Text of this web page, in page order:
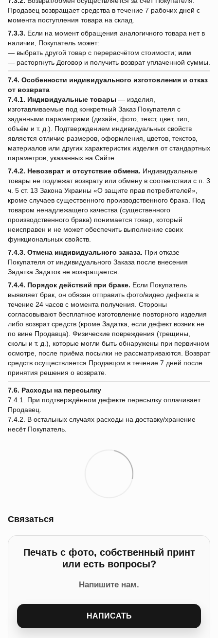
Продавец возвращает средства в течение 7 рабочих дней с
момента поступления товара на склад.
7.3.3. Если на момент обращения аналогичного товара нет в
наличии, Покупатель может:
— выбрать другой товар с перерасчётом стоимости; или
— расторгнуть Договор и получить возврат уплаченной суммы.
7.4. Особенности индивидуального изготовления и отказ
от возврата
7.4.1. Индивидуальные товары — изделия,
изготавливаемые под конкретный Заказ Покупателя с
заданными параметрами (дизайн, фото, текст, цвет, тип,
объём и т. д.). Подтверждением индивидуальных свойств
является отличие размеров, оформления, цветов, текстов,
материалов или других характеристик изделия от стандартных
параметров, указанных на Сайте.
7.4.2. Невозврат и отсутствие обмена. Индивидуальные
товары не подлежат возврату или обмену в соответствии с п. 3
ч. 5 ст. 13 Закона Украины «О защите прав потребителей»,
кроме случаев существенного производственного брака. Под
товаром ненадлежащего качества (существенного
производственного брака) понимается товар, который
неисправен и не может обеспечить выполнение своих
функциональных свойств.
7.4.3. Отмена индивидуального заказа. При отказе
Покупателя от индивидуального Заказа после внесения
Задатка Задаток не возвращается.
7.4.4. Порядок действий при браке. Если Покупатель
выявляет брак, он обязан отправить фото/видео дефекта в
течение 24 часов с момента получения. Стороны
согласовывают бесплатное изготовление повторного изделия
либо возврат средств (кроме Задатка, если дефект возник не
по вине Продавца). Физические повреждения (трещины,
сколы и т. д.), которые могли быть обнаружены при первичном
осмотре, после приёма посылки не рассматриваются. Возврат
средств осуществляется Продавцом в течение 7 дней после
принятия решения о возврате.
7.6. Расходы на пересылку
7.4.1. При подтверждённом дефекте пересылку оплачивает
Продавец.
7.4.2. В остальных случаях расходы на доставку/хранение
несёт Покупатель.
Связаться
Печать с фото, собственный принт
или есть вопросы?
Напишите нам.
НАПИСАТЬ